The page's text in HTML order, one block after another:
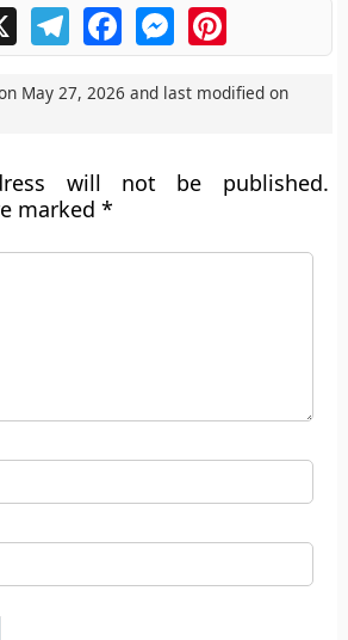
X TelegramFacebookMessengerPinterest
May 27, 2026 and last modified on
will not be published.
marked*